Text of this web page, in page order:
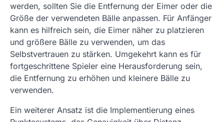
werden, sollten Sie die Entfernung der Eimer oder die
Größe der verwendeten Bälle anpassen. Für Anfänger
kann es hilfreich sein, die Eimer näher zu platzieren
und größere Bälle zu verwenden, um das
Selbstvertrauen zu stärken. Umgekehrt kann es für
fortgeschrittene Spieler eine Herausforderung sein,
die Entfernung zu erhöhen und kleinere Bälle zu
verwenden.
Ein weiterer Ansatz ist die Implementierung eines